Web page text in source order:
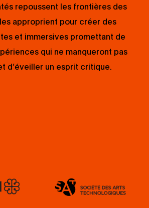
repoussent les frontières des
approprient pour créer des
et immersives promettant de
qui ne manqueront pas
d’éveiller un esprit critique.